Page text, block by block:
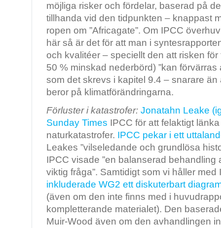
möjliga risker och fördelar, baserad på
tillhanda vid den tidpunkten – knappast
ropen om ”Africagate”. Om IPCC
här så är det för att man i
och kvalitéer – speciellt den att risken
50 % minskad nederbörd) ”kan förvärras
som det skrevs i kapitel 9.4 – snarare
beror på klimatförändringarna.
Förluster i katastrofer: Jonatahn Leake
Sunday Times IPCC för att felaktigt
naturkatastrofer. IPCC pekar i ett
Leakes ”vilseledande och grundlösa
IPCC visade ”en balanserad
viktig fråga”. Samtidigt som vi håller med
inkluderade WG2 ett diskuterbart
(även om den inte finns med i
kompletterande materialet). Den
Muir-Wood även om den avhandlingen